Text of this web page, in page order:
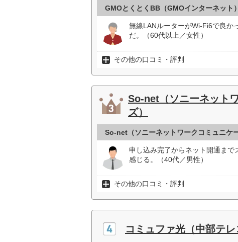
GMOとくとくBB（GMOインターネット
無線LANルーターがWi-Fi6で良か
だ。（60代以上／女性）
その他の口コミ・評判
So-net（ソニーネット
ズ）
So-net（ソニーネットワークコミュニケ
申し込み完了からネット開通まで
感じる。（40代／男性）
その他の口コミ・評判
コミュファ光（中部テレ